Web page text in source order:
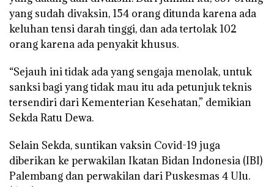
yang sudah divaksin, 154 orang ditunda karena ada
keluhan tensi darah tinggi, dan ada tertolak 102
orang karena ada penyakit khusus.
“Sejauh ini tidak ada yang sengaja menolak, untuk
sanksi bagi yang tidak mau itu ada petunjuk teknis
tersendiri dari Kementerian Kesehatan,” demikian
Sekda Ratu Dewa.
Selain Sekda, suntikan vaksin Covid-19 juga
diberikan ke perwakilan Ikatan Bidan Indonesia (IBI)
Palembang dan perwakilan dari Puskesmas 4 Ulu.